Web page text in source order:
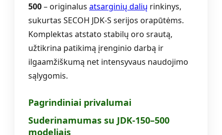
500– originalus atsarginių dalių rinkinys,
sukurtas SECOH JDK-S serijos orapūtėms.
Komplektas atstato stabilų oro srautą,
užtikrina patikimą įrenginio darbą ir
ilgaamžiškumą net intensyvaus naudojimo
sąlygomis.
Pagrindiniai privalumai
Suderinamumas su JDK-150–500
modeliais